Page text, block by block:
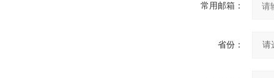
常用邮箱：
省份：